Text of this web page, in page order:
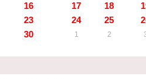
16 17 18
23 24 25
30 1 2